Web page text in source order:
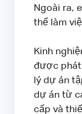
Ngoài ra,
thể làm
Kinh
được phát
lý dự án
dự án từ
cấp và